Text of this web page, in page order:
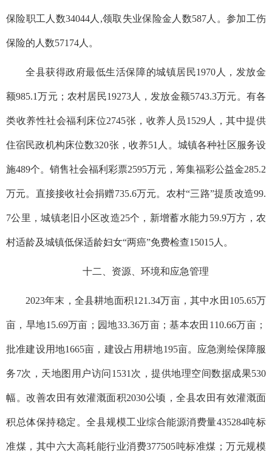
保险职工人数34044人,领取失业保险金人数587人。参加工伤
保险的人数57174人。
全县获得政府最低生活保障的城镇居民1970人，发放金
额985.1万元；农村居民19273人，发放金额5743.3万元。有各
类收养性社会福利床位2745张，收养人员1529人，其中提供
住宿民政机构床位数320张，收养51人。城镇各种社区服务设
施489个。销售社会福利彩票2595万元，筹集福彩公益金285.2
万元。直接接收社会捐赠735.6万元。农村“三路”提质改造99.
7公里，城镇老旧小区改造25个，新增蓄水能力59.9万方，农
村适龄及城镇低保适龄妇女“两癌”免费检查15015人。
十二、资源、环境和应急管理
2023年末，全县耕地面积121.34万亩，其中水田105.65万
亩，旱地15.69万亩；园地33.36万亩；基本农田110.66万亩；
批准建设用地1665亩，建设占用耕地195亩。应急测绘保障服
务7次，天地图用户访问1531次，提供地理空间数据成果530
幅。改善农田有效灌溉面积2030公顷，全县农田有效灌溉面
积总体保持稳定。全县规模工业综合能源消费量435284吨标
准煤，其中六大高耗能行业消费377505吨标准煤；万元规模